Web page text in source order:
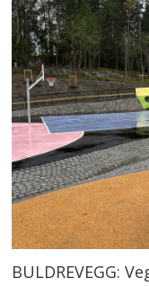
BULDREVEGG: